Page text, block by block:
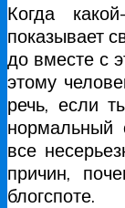
Когда
показывает
до вместе с
этому
речь, если
нормальный
все
причин,
блогспоте.